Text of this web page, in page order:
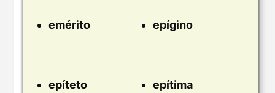
emérito epígino
epíteto epítima